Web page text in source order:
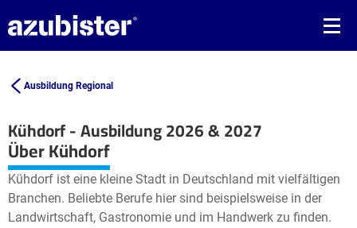
Ausbildung Regional
Kühdorf - Ausbildung 2026 & 2027
+
−
Leaflet| ©OpenStreetMap2
Über Kühdorf
Kühdorf ist eine kleine Stadt in Deutschland mit vielfältigen
Branchen. Beliebte Berufe hier sind beispielsweise in der
Landwirtschaft, Gastronomie und im Handwerk zu finden.